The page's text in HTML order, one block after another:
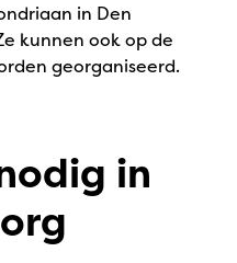
in Den
kunnen ook op de
georganiseerd.
in